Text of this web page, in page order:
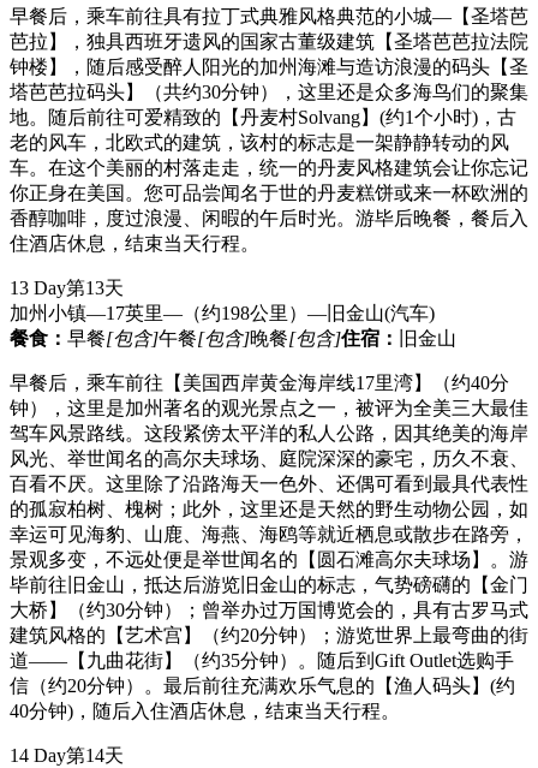
早餐后，乘车前往具有拉丁式典雅风格典范的小城—【圣塔芭
芭拉】，独具西班牙遗风的国家古董级建筑【圣塔芭芭拉法院
钟楼】，随后感受醉人阳光的加州海滩与造访浪漫的码头【圣
塔芭芭拉码头】（共约30分钟），这里还是众多海鸟们的聚集
地。随后前往可爱精致的【丹麦村Solvang】(约1个小时)，古
老的风车，北欧式的建筑，该村的标志是一架静静转动的风
车。在这个美丽的村落走走，统一的丹麦风格建筑会让你忘记
你正身在美国。您可品尝闻名于世的丹麦糕饼或来一杯欧洲的
香醇咖啡，度过浪漫、闲暇的午后时光。游毕后晚餐，餐后入
住酒店休息，结束当天行程。
13 Day第13天
加州小镇—17英里—（约198公里）—旧金山(汽车)
餐食： 早餐[包含]午餐[包含]晚餐[包含]住宿： 旧金山
早餐后，乘车前往【美国西岸黄金海岸线17里湾】（约40分
钟），这里是加州著名的观光景点之一，被评为全美三大最佳
驾车风景路线。这段紧傍太平洋的私人公路，因其绝美的海岸
风光、举世闻名的高尔夫球场、庭院深深的豪宅，历久不衰、
百看不厌。这里除了沿路海天一色外、还偶可看到最具代表性
的孤寂柏树、槐树；此外，这里还是天然的野生动物公园，如
幸运可见海豹、山鹿、海燕、海鸥等就近栖息或散步在路旁，
景观多变，不远处便是举世闻名的【圆石滩高尔夫球场】。游
毕前往旧金山，抵达后游览旧金山的标志，气势磅礴的【金门
大桥】（约30分钟）；曾举办过万国博览会的，具有古罗马式
建筑风格的【艺术宫】（约20分钟）；游览世界上最弯曲的街
道——【九曲花街】（约35分钟）。随后到Gift Outlet选购手
信（约20分钟）。最后前往充满欢乐气息的【渔人码头】(约
40分钟)，随后入住酒店休息，结束当天行程。
14 Day第14天